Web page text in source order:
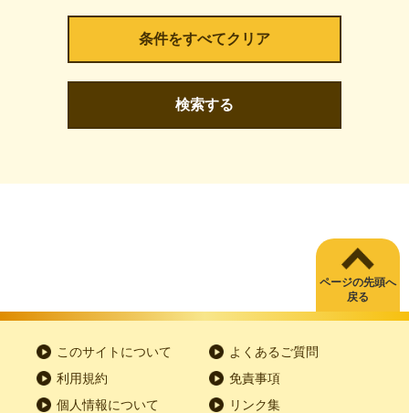
検索する
ページの先頭へ
戻る
このサイトについて
よくあるご質問
利用規約
免責事項
個人情報について
リンク集